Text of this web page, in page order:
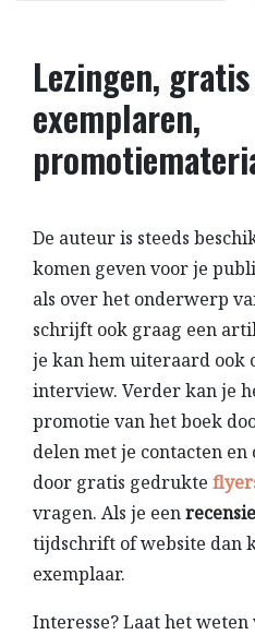
Lezingen,
exemplaren,
De auteur is steeds
komen geven voor je
als over het onderwerp
schrijft ook graag een
je kan hem uiteraard ook
interview. Verder kan je
promotie van het boek
delen met je contacten en
door gratis gedrukte
vragen. Als je eenrecensie
tijdschrift of website dan
exemplaar.
Interesse? Laat het